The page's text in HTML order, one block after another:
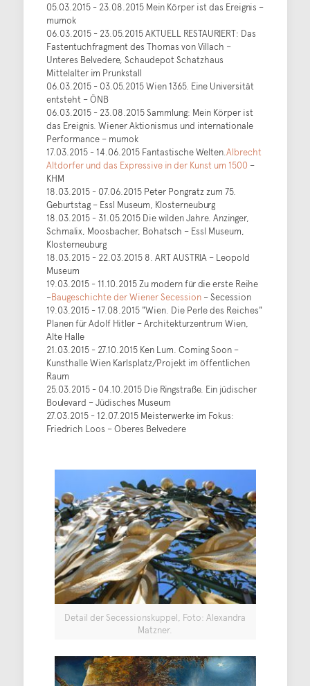
05.03.2015 - 23.08.2015 Mein Körper ist das Ereignis –
mumok
06.03.2015 - 23.05.2015 AKTUELL RESTAURIERT: Das
Fastentuchfragment des Thomas von Villach –
Unteres Belvedere, Schaudepot Schatzhaus
Mittelalter im Prunkstall
06.03.2015 - 03.05.2015 Wien 1365. Eine Universität
entsteht – ÖNB
06.03.2015 - 23.08.2015 Sammlung: Mein Körper ist
das Ereignis. Wiener Aktionismus und internationale
Performance – mumok
17.03.2015 - 14.06.2015 Fantastische Welten.Albrecht
Altdorfer und das Expressive in der Kunst um 1500 –
KHM
18.03.2015 - 07.06.2015 Peter Pongratz zum 75.
Geburtstag – Essl Museum, Klosterneuburg
18.03.2015 - 31.05.2015 Die wilden Jahre. Anzinger,
Schmalix, Moosbacher, Bohatsch – Essl Museum,
Klosterneuburg
18.03.2015 - 22.03.2015 8. ART AUSTRIA – Leopold
Museum
19.03.2015 - 11.10.2015 Zu modern für die erste Reihe
–Baugeschichte der Wiener Secession – Secession
19.03.2015 - 17.08.2015 "Wien. Die Perle des Reiches"
Planen für Adolf Hitler – Architekturzentrum Wien,
Alte Halle
21.03.2015 - 27.10.2015 Ken Lum. Coming Soon –
Kunsthalle Wien Karlsplatz/Projekt im öffentlichen
Raum
25.03.2015 - 04.10.2015 Die Ringstraße. Ein jüdischer
Boulevard – Jüdisches Museum
27.03.2015 - 12.07.2015 Meisterwerke im Fokus:
Friedrich Loos – Oberes Belvedere
Detail der Secessionskuppel, Foto: Alexandra
Matzner.